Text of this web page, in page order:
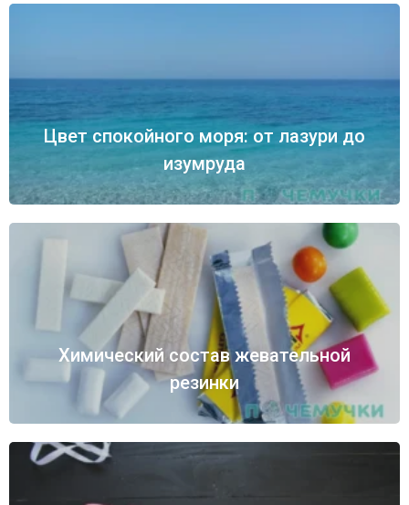
Цвет спокойного моря: от лазури до
изумруда
Химический состав жевательной
резинки